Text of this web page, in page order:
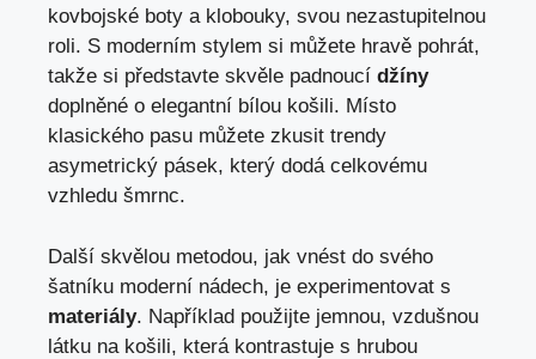
kovbojské boty a klobouky, svou nezastupitelnou
roli. S moderním stylem si můžete hravě pohrát,
takže si představte skvěle padnoucí džíny
doplněné o elegantní bílou košili. Místo
klasického pasu můžete zkusit trendy
asymetrický pásek, který dodá celkovému
vzhledu šmrnc.
Další skvělou metodou, jak vnést do svého
šatníku moderní nádech, je experimentovat s
materiály. Například použijte jemnou, vzdušnou
látku na košili, která kontrastuje s hrubou